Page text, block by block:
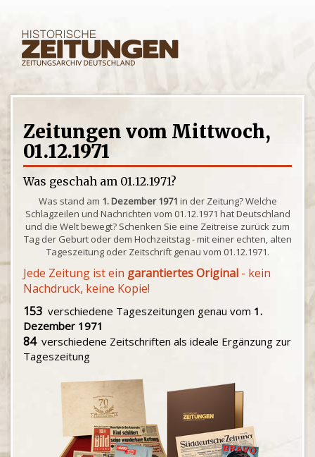
Zeitungen vom Mittwoch,
01.12.1971
Was geschah am 01.12.1971?
Was stand am 1. Dezember 1971 in der Zeitung? Welche
Schlagzeilen und Nachrichten vom 01.12.1971 hat Deutschland
und die Welt bewegt? Schenken Sie eine Zeitreise zurück zum
Tag der Geburt oder dem Hochzeitstag - mit einer echten, alten
Tageszeitung oder Zeitschrift genau vom 01.12.1971.
Jede Zeitung ist ein garantiertes Original - kein
Nachdruck, keine Kopie!
153 verschiedene Tageszeitungen genau vom 1.
Dezember 1971
84verschiedene Zeitschriften als ideale Ergänzung zur
Tageszeitung